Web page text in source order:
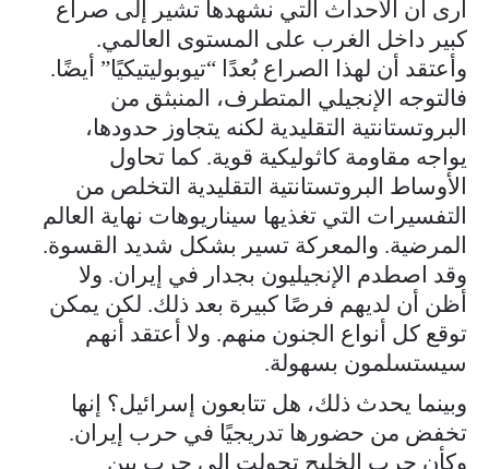
أرى أن الأحداث التي نشهدها تشير إلى صراع
كبير داخل الغرب على المستوى العالمي.
وأعتقد أن لهذا الصراع بُعدًا “تيوبوليتيكيًا” أيضًا.
فالتوجه الإنجيلي المتطرف، المنبثق من
البروتستانتية التقليدية لكنه يتجاوز حدودها،
يواجه مقاومة كاثوليكية قوية. كما تحاول
الأوساط البروتستانتية التقليدية التخلص من
التفسيرات التي تغذيها سيناريوهات نهاية العالم
المرضية. والمعركة تسير بشكل شديد القسوة.
وقد اصطدم الإنجيليون بجدار في إيران. ولا
أظن أن لديهم فرصًا كبيرة بعد ذلك. لكن يمكن
توقع كل أنواع الجنون منهم. ولا أعتقد أنهم
سيستسلمون بسهولة.
وبينما يحدث ذلك، هل تتابعون إسرائيل؟ إنها
تخفض من حضورها تدريجيًا في حرب إيران.
وكأن حرب الخليج تحولت إلى حرب بين